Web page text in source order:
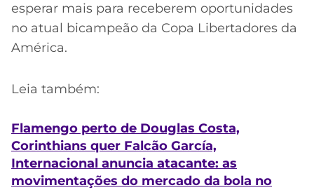
esperar mais para receberem oportunidades
no atual bicampeão da Copa Libertadores da
América.
Leia também:
Flamengo perto de Douglas Costa,
Corinthians quer Falcão García,
Internacional anuncia atacante: as
movimentações do mercado da bola no